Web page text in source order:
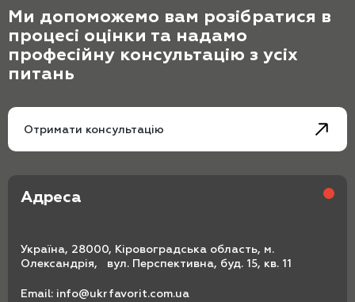
Ми допоможемо вам розібратися в
процесі оцінки та надамо
професійну консультацію з усіх
питань
Отримати консультацію
Адреса
Україна, 28000, Кіровоградська область, м.
Олександрія, вул. Перспективна, буд. 15, кв. 11
Email: info@ukrfavorit.com.ua